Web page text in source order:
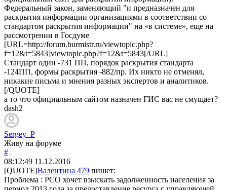
Федеральный закон, заменяющий "и предназначен для
раскрытия информации организациями в соответствии со
стандартом раскрытия информации" на «в системе», еще на
рассмотрении в Госдуме
[URL=http://forum.burmistr.ru/viewtopic.php?
f=12&t=5843]viewtopic.php?f=12&t=5843[/URL]
Стандарт один -731 ПП, порядок раскрытия стандарта
-124ПП, формы раскрытия -882/пр. Их никто не отменял,
никакие письма и мнения разных экспертов и аналитиков.
[/QUOTE]
а то что официальным сайтом назначен ГИС вас не смущает?
dash2
Sergey_P
Живу на форуме
#
08:12:49 11.12.2016
[QUOTE]Валентина 479 пишет:
Проблема : РСО хочет взыскать задолженность населения за